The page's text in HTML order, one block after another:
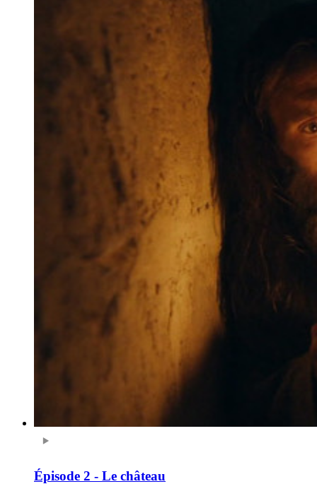
Épisode 2 - Le château